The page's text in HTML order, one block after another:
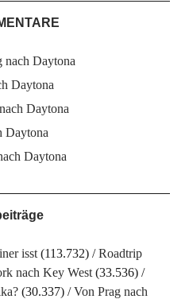
nach Daytona
Daytona
Daytona
Daytona
Daytona
isst (113.732)
Roadtrip
nach Key West (33.536)
(30.337)
Von Prag nach